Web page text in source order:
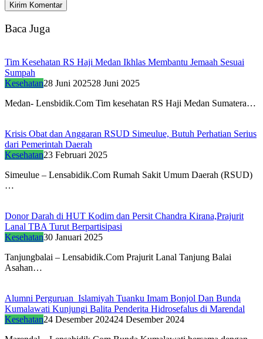
Baca Juga
Tim Kesehatan RS Haji Medan Ikhlas Membantu Jemaah Sesuai
Sumpah
Kesehatan28 Juni 202528 Juni 2025
Medan- Lensbidik.Com Tim kesehatan RS Haji Medan Sumatera…
Krisis Obat dan Anggaran RSUD Simeulue, Butuh Perhatian Serius
dari Pemerintah Daerah
Kesehatan23 Februari 2025
Simeulue – Lensabidik.Com Rumah Sakit Umum Daerah (RSUD)
…
Donor Darah di HUT Kodim dan Persit Chandra Kirana,Prajurit
Lanal TBA Turut Berpartisipasi
Kesehatan30 Januari 2025
Tanjungbalai – Lensabidik.Com Prajurit Lanal Tanjung Balai
Asahan…
Alumni Perguruan Islamiyah Tuanku Imam Bonjol Dan Bunda
Kumalawati Kunjungi Balita Penderita Hidrosefalus di Marendal
Kesehatan24 Desember 202424 Desember 2024